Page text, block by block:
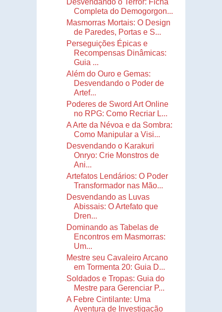
Completa do Demogorgon...
Masmorras Mortais: O Design
de Paredes, Portas e S...
Perseguições Épicas e
Recompensas Dinâmicas:
Guia ...
Além do Ouro e Gemas:
Desvendando o Poder de
Artef...
Poderes de Sword Art Online
no RPG: Como Recriar L...
A Arte da Névoa e da Sombra:
Como Manipular a Visi...
Desvendando o Karakuri
Onryo: Crie Monstros de
Ani...
Artefatos Lendários: O Poder
Transformador nas Mão...
Desvendando as Luvas
Abissais: O Artefato que
Dren...
Dominando as Tabelas de
Encontros em Masmorras:
Um...
Mestre seu Cavaleiro Arcano
em Tormenta 20: Guia D...
Soldados e Tropas: Guia do
Mestre para Gerenciar P...
A Febre Cintilante: Uma
Aventura de Investigação